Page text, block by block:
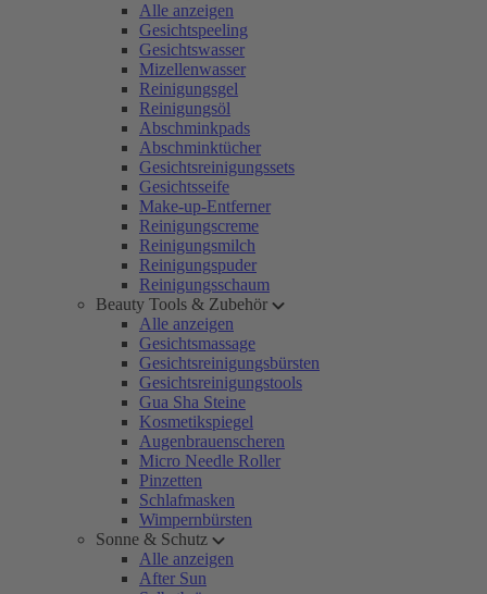
Alle anzeigen
Gesichtspeeling
Gesichtswasser
Mizellenwasser
Reinigungsgel
Reinigungsöl
Abschminkpads
Abschminktücher
Gesichtsreinigungssets
Gesichtsseife
Make-up-Entferner
Reinigungscreme
Reinigungsmilch
Reinigungspuder
Reinigungsschaum
Beauty Tools & Zubehör
Alle anzeigen
Gesichtsmassage
Gesichtsreinigungsbürsten
Gesichtsreinigungstools
Gua Sha Steine
Kosmetikspiegel
Augenbrauenscheren
Micro Needle Roller
Pinzetten
Schlafmasken
Wimpernbürsten
Sonne & Schutz
Alle anzeigen
After Sun